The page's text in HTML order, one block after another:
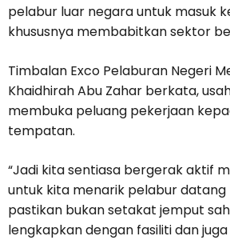
pelabur luar negara untuk masuk
khususnya membabitkan sektor
Timbalan Exco Pelaburan Negeri
Khaidhirah Abu Zahar berkata,
membuka peluang pekerjaan
tempatan.
“Jadi kita sentiasa bergerak aktif
untuk kita menarik pelabur datang
pastikan bukan setakat jemput
lengkapkan dengan fasiliti dan